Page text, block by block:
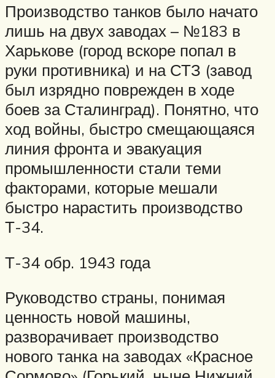
Производство танков было начато
лишь на двух заводах – №183 в
Харькове (город вскоре попал в
руки противника) и на СТЗ (завод
был изрядно поврежден в ходе
боев за Сталинград). Понятно, что
ход войны, быстро смещающаяся
линия фронта и эвакуация
промышленности стали теми
факторами, которые мешали
быстро нарастить производство
Т-34.
Т-34 обр. 1943 года
Руководство страны, понимая
ценность новой машины,
разворачивает производство
нового танка на заводах «Красное